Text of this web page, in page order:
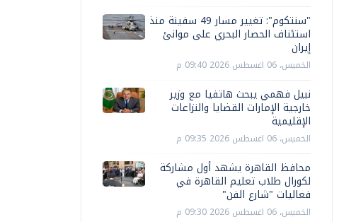
"سنتكوم": تغيير مسار 49 سفينة منذ
استئناف الحصار البحري على موانئ
إيران
الخميس، 06 اغسطس 2026 09:40 م
نبيل فهمي يبحث هاتفيا مع وزير
خارجية الإمارات القضايا والنزاعات
الإقليمية
الخميس، 06 اغسطس 2026 09:35 م
محافظ القاهرة يشهد أول مشاركة
لكورال طلاب تعليم القاهرة في
فعاليات "شارع الفن"
الخميس، 06 اغسطس 2026 09:30 م